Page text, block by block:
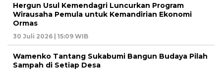
Hergun Usul Kemendagri Luncurkan Program
Wirausaha Pemula untuk Kemandirian Ekonomi
Ormas
30 Juli 2026 | 15:09 WIB
Wamenko Tantang Sukabumi Bangun Budaya Pilah
Sampah di Setiap Desa